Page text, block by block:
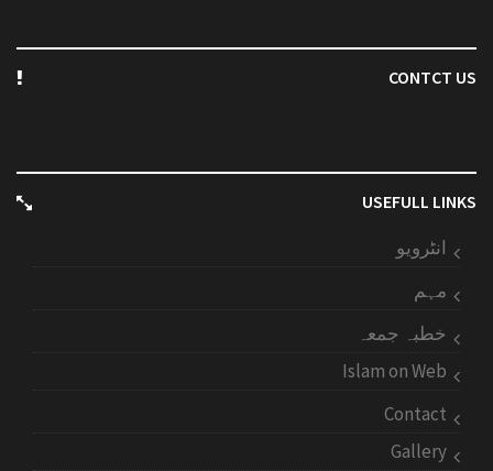
CONTCT US
USEFULL LINKS
انٹرویو
مہم
خطبہ جمعہ
Islam on Web
Contact
Gallery